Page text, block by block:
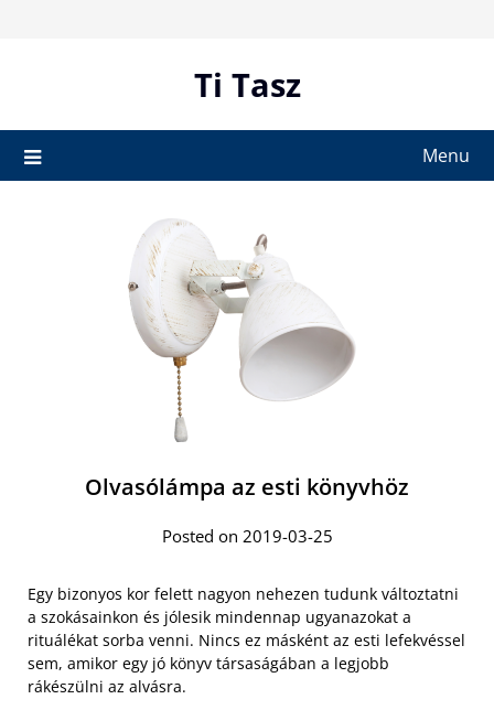
Ti Tasz
Menu
Olvasólámpa az esti könyvhöz
Posted on 2019-03-25
Egy bizonyos kor felett nagyon nehezen tudunk változtatni
a szokásainkon és jólesik mindennap ugyanazokat a
rituálékat sorba venni. Nincs ez másként az esti lefekvéssel
sem, amikor egy jó könyv társaságában a legjobb
rákészülni az alvásra.